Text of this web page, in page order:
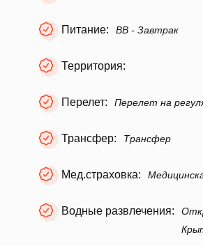
Питание: BB - Завтрак
Территория:
Перелет: Перелет на
Трансфер: Трансфер
Мед.страховка:
Водные развлечения: